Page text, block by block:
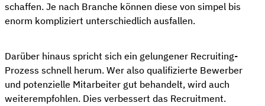
schaffen. Je nach Branche können diese von simpel bis
enorm kompliziert unterschiedlich ausfallen.
Darüber hinaus spricht sich ein gelungener Recruiting-
Prozess schnell herum. Wer also qualifizierte Bewerber
und potenzielle Mitarbeiter gut behandelt, wird auch
weiterempfohlen. Dies verbessert das Recruitment.